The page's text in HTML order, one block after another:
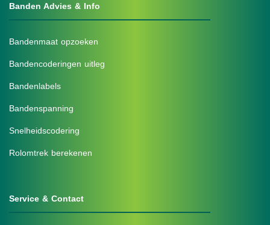
Banden Advies & Info
Bandenmaat opzoeken
Bandencoderingen uitleg
Bandenlabels
Bandenspanning
Snelheidscodering
Rolomtrek berekenen
Service & Contact